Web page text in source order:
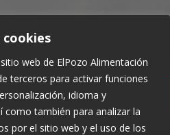
cookies
web de ElPozo Alimentación
terceros para activar funciones
idioma y
como también para analizar la
por el sitio web y el uso de los